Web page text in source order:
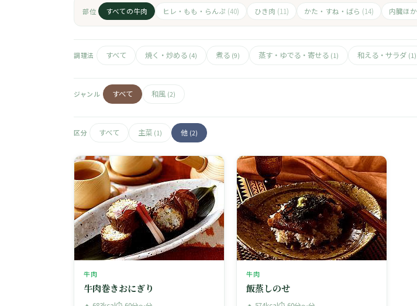
部位 すべての牛肉 ヒレ・もも・らんぷ (40) ひき肉 (11) かた・すね・ばら (14) 内臓ほか
調理法 すべて 焼く・炒める (4) 煮る (9) 蒸す・ゆでる・寄せる (1) 和える・サラダ (1)
ジャンル すべて 和風 (2)
区分 すべて 主菜 (1) 他 (2)
牛肉
牛肉巻きおにぎり
牛肉
飯蒸しのせ